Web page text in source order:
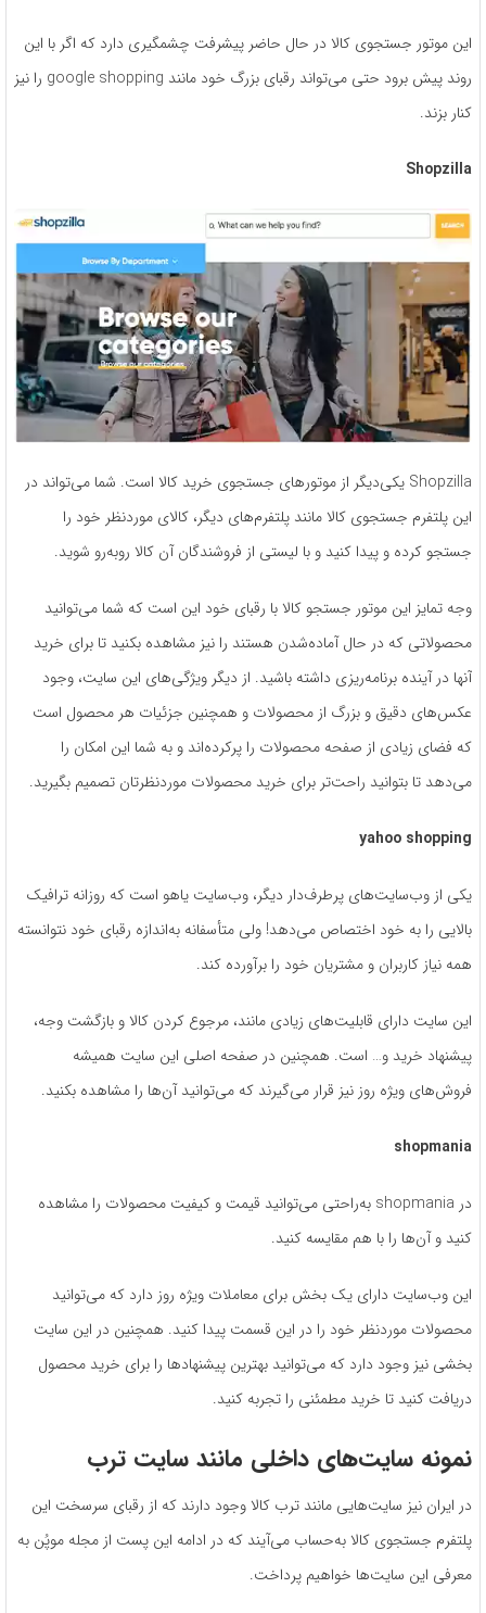
این موتور جستجوی کالا در حال حاضر پیشرفت چشمگیری دارد که اگر با این
روند پیش برود حتی می‌­تواند رقبای بزرگ خود مانند google shopping را نیز
کنار بزند.
Shopzilla
Shopzilla یکی‌دیگر از موتورهای جستجوی خرید کالا است. شما می‌تواند در
این پلتفرم جستجوی کالا مانند پلتفرم‌های دیگر، کالای موردنظر خود را
جستجو کرده و پیدا کنید و با لیستی از فروشندگان آن کالا روبه‌رو شوید.
وجه تمایز این موتور جستجو کالا با رقبای خود این است که شما می‌توانید
محصولاتی که در حال آماده‌شدن هستند را نیز مشاهده بکنید تا برای خرید
آنها در آینده برنامه‌ریزی داشته باشید. از دیگر ویژگی‌های این سایت، وجود
عکس‌های دقیق و بزرگ از محصولات و همچنین جزئیات هر محصول است
که فضای زیادی از صفحه محصولات را پر‌کرده‌اند و به شما این امکان را
می‌دهد تا بتوانید راحت‌تر برای خرید محصولات موردنظرتان تصمیم بگیرید.
yahoo shopping
یکی از وب‌سایت‌های پرطرف‌دار دیگر، وب‌سایت یاهو است که روزانه ترافیک
بالایی را به خود اختصاص می‌دهد! ولی متأسفانه به‌اندازه رقبای خود نتوانسته
همه نیاز کاربران و مشتریان خود را برآورده کند.
این سایت دارای قابلیت‌های زیادی مانند، مرجوع کردن کالا و بازگشت وجه،
پیشنهاد خرید و… است. همچنین در صفحه اصلی این سایت همیشه
فروش‌های ویژه روز نیز قرار می‌گیرند که می‌­توانید آن‌ها را مشاهده بکنید.
shopmania
در shopmania به‌راحتی می‌توانید قیمت و کیفیت محصولات را مشاهده
کنید و آن­‌ها را با هم مقایسه کنید.
این وب‌سایت دارای یک بخش برای معاملات ویژه روز دارد که می‌توانید
محصولات موردنظر خود را در این قسمت پیدا کنید. همچنین در این سایت
بخشی نیز وجود دارد که می‌­توانید بهترین پیشنهاد‌ها را برای خرید محصول
دریافت کنید تا خرید مطمئنی را تجربه کنید.
نمونه سایت‌های داخلی مانند سایت ترب
در ایران نیز سایت‌هایی مانند ترب کالا وجود دارند که از رقبای سرسخت این
پلتفرم جستجوی کالا به‌حساب می‌آیند که در ادامه این پست از مجله موپُن به
معرفی این سایت‌ها خواهیم پرداخت.